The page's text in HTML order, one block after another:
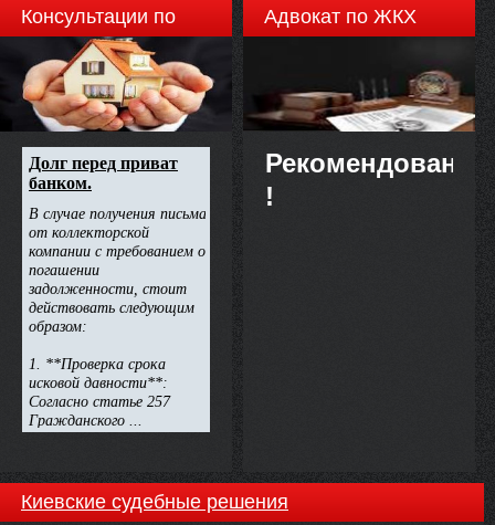
Консультации по
недвижимости
Адвокат по ЖКХ
Рекомендовано
!
Киевские судебные решения